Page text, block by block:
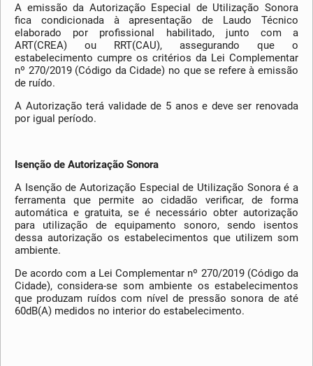
A emissão da Autorização Especial de Utilização Sonora
fica condicionada à apresentação de Laudo Técnico
elaborado por profissional habilitado, junto com a
ART(CREA) ou RRT(CAU), assegurando que o
estabelecimento cumpre os critérios da Lei Complementar
nº 270/2019 (Código da Cidade) no que se refere à emissão
de ruído.
A Autorização terá validade de 5 anos e deve ser renovada
por igual período.
Isenção de Autorização Sonora
A Isenção de Autorização Especial de Utilização Sonora é a
ferramenta que permite ao cidadão verificar, de forma
automática e gratuita, se é necessário obter autorização
para utilização de equipamento sonoro, sendo isentos
dessa autorização os estabelecimentos que utilizem som
ambiente.
De acordo com a Lei Complementar nº 270/2019 (Código da
Cidade), considera-se som ambiente os estabelecimentos
que produzam ruídos com nível de pressão sonora de até
60dB(A) medidos no interior do estabelecimento.